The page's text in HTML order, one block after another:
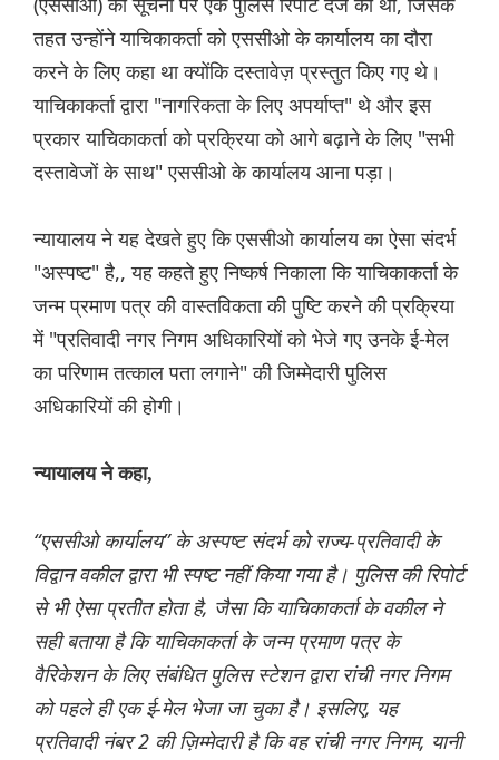
तहत उन्होंने याचिकाकर्ता को एससीओ के कार्यालय का दौरा
करने के लिए कहा था क्योंकि दस्तावेज़ प्रस्तुत किए गए थे।
याचिकाकर्ता द्वारा "नागरिकता के लिए अपर्याप्त" थे और इस
प्रकार याचिकाकर्ता को प्रक्रिया को आगे बढ़ाने के लिए "सभी
दस्तावेजों के साथ" एससीओ के कार्यालय आना पड़ा।
न्यायालय ने यह देखते हुए कि एससीओ कार्यालय का ऐसा संदर्भ
"अस्पष्ट" है,, यह कहते हुए निष्कर्ष निकाला कि याचिकाकर्ता के
जन्म प्रमाण पत्र की वास्तविकता की पुष्टि करने की प्रक्रिया
में "प्रतिवादी नगर निगम अधिकारियों को भेजे गए उनके ई-मेल
का परिणाम तत्काल पता लगाने" की जिम्मेदारी पुलिस
अधिकारियों की होगी।
न्यायालय ने कहा,
“एससीओ कार्यालय” के अस्पष्ट संदर्भ को राज्य-प्रतिवादी के
विद्वान वकील द्वारा भी स्पष्ट नहीं किया गया है। पुलिस की रिपोर्ट
से भी ऐसा प्रतीत होता है, जैसा कि याचिकाकर्ता के वकील ने
सही बताया है कि याचिकाकर्ता के जन्म प्रमाण पत्र के
वैरिकेशन के लिए संबंधित पुलिस स्टेशन द्वारा रांची नगर निगम
को पहले ही एक ई-मेल भेजा जा चुका है। इसलिए, यह
प्रतिवादी नंबर 2 की ज़िम्मेदारी है कि वह रांची नगर निगम, यानी